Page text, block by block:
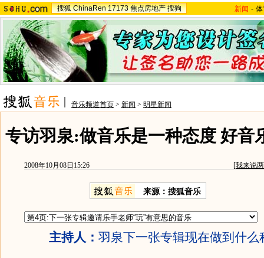
搜狐 ChinaRen 17173 焦点房地产 搜狗 新闻 -
音乐频道首页 > 新闻 > 明星新闻
专访羽泉:做音乐是一种态度 好音
2008年10月08日15:26 [我来说
来源：搜狐音乐
主持人： 羽泉下一张专辑现在做到什么